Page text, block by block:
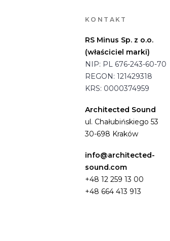
KONTAKT
RS Minus Sp. z o.o.
(właściciel marki)
NIP: PL 676-243-60-70
REGON: 121429318
KRS: 0000374959
Architected Sound
ul. Chałubińskiego 53
30-698 Kraków
info@architected-
sound.com
+48 12 259 13 00
+48 664 413 913